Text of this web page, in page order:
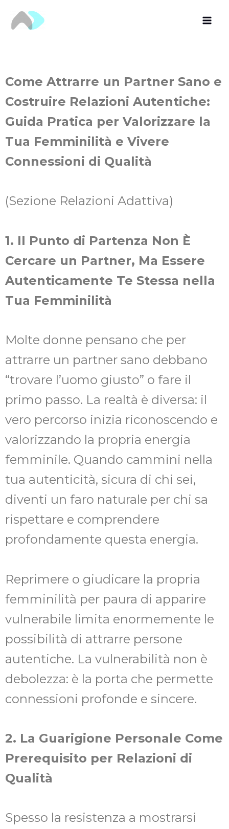
Come Attrarre un Partner Sano e
Costruire Relazioni Autentiche:
Guida Pratica per Valorizzare la
Tua Femminilità e Vivere
Connessioni di Qualità
(Sezione Relazioni Adattiva)
1. Il Punto di Partenza Non È
Cercare un Partner, Ma Essere
Autenticamente Te Stessa nella
Tua Femminilità
Molte donne pensano che per
attrarre un partner sano debbano
“trovare l’uomo giusto” o fare il
primo passo. La realtà è diversa: il
vero percorso inizia riconoscendo e
valorizzando la propria energia
femminile. Quando cammini nella
tua autenticità, sicura di chi sei,
diventi un faro naturale per chi sa
rispettare e comprendere
profondamente questa energia.
Reprimere o giudicare la propria
femminilità per paura di apparire
vulnerabile limita enormemente le
possibilità di attrarre persone
autentiche. La vulnerabilità non è
debolezza: è la porta che permette
connessioni profonde e sincere.
2. La Guarigione Personale Come
Prerequisito per Relazioni di
Qualità
Spesso la resistenza a mostrarsi